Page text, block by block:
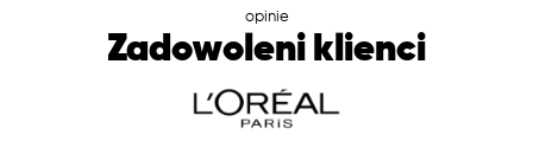
Zadowoleni klienci
opinie